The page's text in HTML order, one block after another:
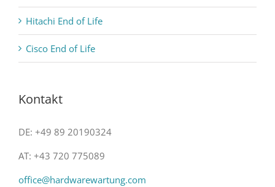
Hitachi End of Life
Cisco End of Life
Kontakt
DE: +49 89 20190324
AT: +43 720 775089
office@hardwarewartung.com